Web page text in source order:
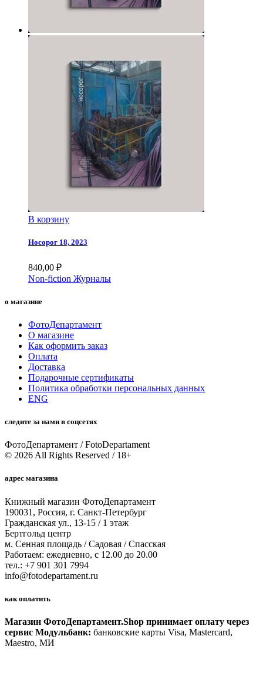
В корзину
Носорог 18, 2023
840,00 ₽
Non-fiction Журналы
о магазине
ФотоДепартамент
О магазине
Как оформить заказ
Оплата
Доставка
Подарочные сертификаты
Политика обработки персональных данных
ENG
следите за нами в соцсетях
ФотоДепартамент / FotoDepartament
© 2026 All Rights Reserved / 18+
адрес магазина
Книжный магазин ФотоДепартамент
190031, Россия, г. Санкт-Петербург
Гражданская ул., 13-15 / 1 этаж
Бертгольд центр
м. Сенная площадь / Садовая / Спасская
Работаем: ежедневно, с 12.00 до 20.00
тел.: +7 901 301 7994
info@fotodepartament.ru
как оплатить
Магазин ФотоДепартамент.Shop принимает оплату через
сервис Модульбанк: банковские карты Visa, Mastercard,
Maestro, МИ